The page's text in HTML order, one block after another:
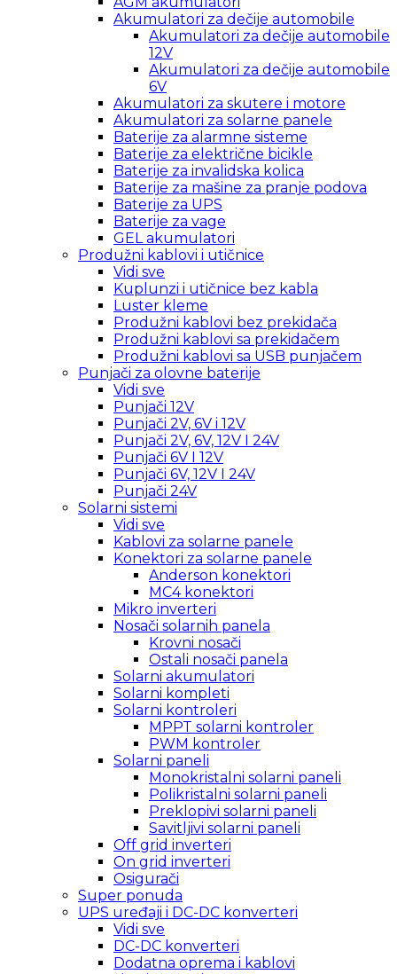
Akumulatori za dečije automobile
Akumulatori za dečije automobile
12V
Akumulatori za dečije automobile
6V
Akumulatori za skutere i motore
Akumulatori za solarne panele
Baterije za alarmne sisteme
Baterije za električne bicikle
Baterije za invalidska kolica
Baterije za mašine za pranje podova
Baterije za UPS
Baterije za vage
GEL akumulatori
Produžni kablovi i utičnice
Vidi sve
Kuplunzi i utičnice bez kabla
Luster kleme
Produžni kablovi bez prekidača
Produžni kablovi sa prekidačem
Produžni kablovi sa USB punjačem
Punjači za olovne baterije
Vidi sve
Punjači 12V
Punjači 2V, 6V i 12V
Punjači 2V, 6V, 12V I 24V
Punjači 6V I 12V
Punjači 6V, 12V I 24V
Punjači 24V
Solarni sistemi
Vidi sve
Kablovi za solarne panele
Konektori za solarne panele
Anderson konektori
MC4 konektori
Mikro inverteri
Nosači solarnih panela
Krovni nosači
Ostali nosači panela
Solarni akumulatori
Solarni kompleti
Solarni kontroleri
MPPT solarni kontroler
PWM kontroler
Solarni paneli
Monokristalni solarni paneli
Polikristalni solarni paneli
Preklopivi solarni paneli
Savitljivi solarni paneli
Off grid inverteri
On grid inverteri
Osigurači
Super ponuda
UPS uređaji i DC-DC konverteri
Vidi sve
DC-DC konverteri
Dodatna oprema i kablovi